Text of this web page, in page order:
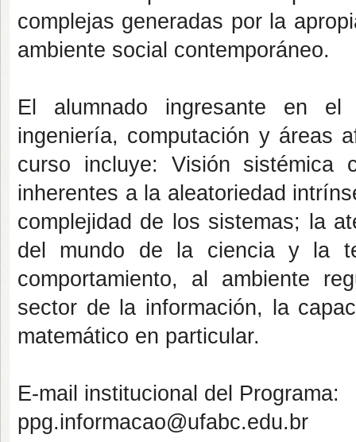
complejas generadas por la
ambiente social contemporáneo.
El alumnado ingresante en el
ingeniería, computación y áreas
curso incluye: Visión sistémica
inherentes a la aleatoriedad
complejidad de los sistemas; la
del mundo de la ciencia y la
comportamiento, al ambiente
sector de la información, la
matemático en particular.
E-mail institucional del Programa:
ppg.informacao@ufabc.edu.br